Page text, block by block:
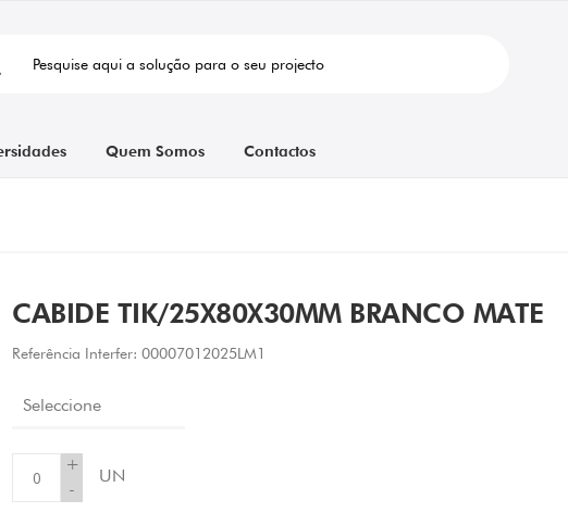
Quem Somos Contactos
CABIDE TIK/25X80X30MM BRANCO MATE
Referência Interfer: 00007012025LM1
Seleccione
+
-
UN